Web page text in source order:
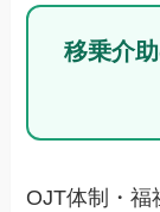
移乗介
OJT体制・福